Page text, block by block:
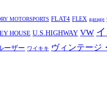
MOTORSPORTS FLAT4 FLEX garage
HOUSE U.S.HIGHWAY VW
ーザー ワイキキ ヴィンテージ